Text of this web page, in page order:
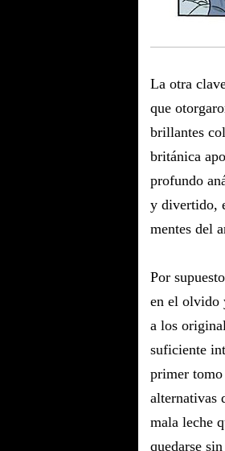
La otra
que
brillantes
británica
profundo
y divertido,
mentes del
Por
en el olvido
a los
suficiente
primer tomo
alternativas
mala leche
quedarse